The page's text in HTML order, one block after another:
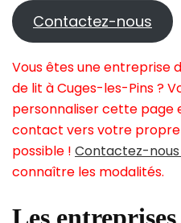
Contactez-nous
Vous êtes une entreprise
de lit à Cuges-les-Pins ?
personnaliser cette page
contact vers votre propre
possible ! Contactez-
connaître les modalités.